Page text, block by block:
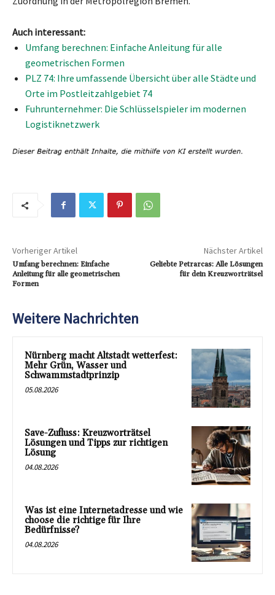
Auch interessant:
Umfang berechnen: Einfache Anleitung für alle
geometrischen Formen
PLZ 74: Ihre umfassende Übersicht über alle Städte und
Orte im Postleitzahlgebiet 74
Fuhrunternehmer: Die Schlüsselspieler im modernen
Logistiknetzwerk
Vorheriger Artikel
Umfang berechnen: Einfache
Anleitung für alle geometrischen
Formen
Nächster Artikel
Geliebte Petrarcas: Alle Lösungen
für dein Kreuzworträtsel
Weitere Nachrichten
Nürnberg macht Altstadt wetterfest:
Mehr Grün, Wasser und
Schwammstadtprinzip
05.08.2026
Save-Zufluss: Kreuzworträtsel
Lösungen und Tipps zur richtigen
Lösung
04.08.2026
Was ist eine Internetadresse und wie
choose die richtige für Ihre
Bedürfnisse?
04.08.2026